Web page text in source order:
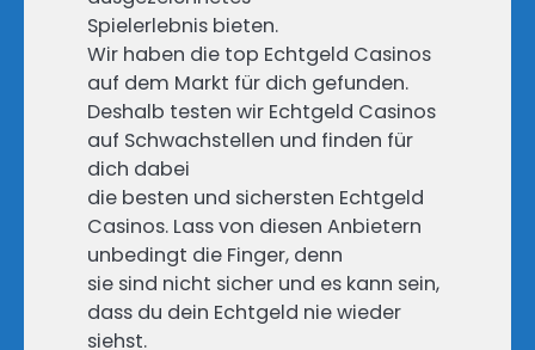
Spielerlebnis bieten.
Wir haben die top Echtgeld Casinos
auf dem Markt für dich gefunden.
Deshalb testen wir Echtgeld Casinos
auf Schwachstellen und finden für
dich dabei
die besten und sichersten Echtgeld
Casinos. Lass von diesen Anbietern
unbedingt die Finger, denn
sie sind nicht sicher und es kann sein,
dass du dein Echtgeld nie wieder
siehst.